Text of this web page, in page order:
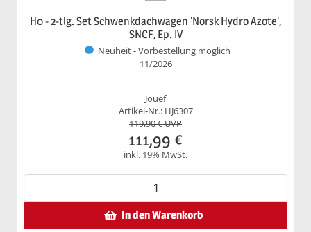
H0 - 2-tlg. Set Schwenkdachwagen 'Norsk Hydro Azote',
SNCF, Ep. IV
Neuheit - Vorbestellung möglich
11/2026
Jouef
Artikel-Nr.: HJ6307
119,90€ UVP
111,99 €
inkl. 19% MwSt.
In den Warenkorb